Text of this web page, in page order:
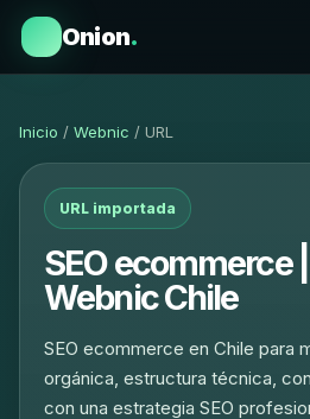
Onion.
Inicio / Webnic / URL
URL importada
SEO ecommerce
Webnic Chile
SEO ecommerce en Chile para
orgánica, estructura técnica,
con una estrategia SEO